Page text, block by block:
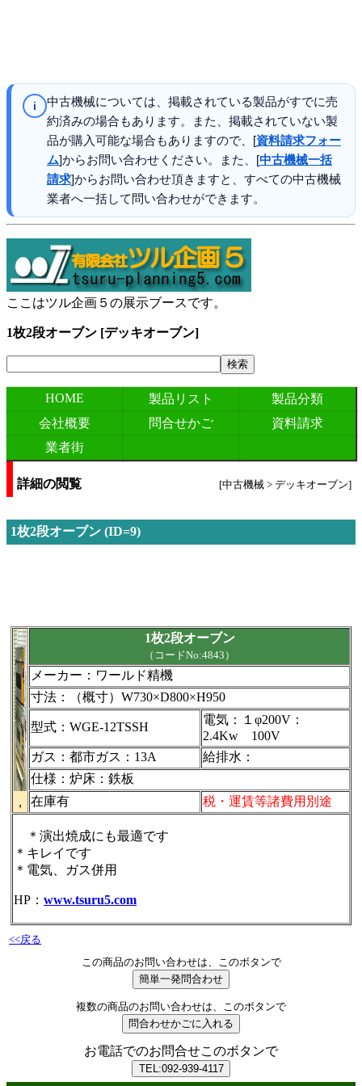
i
中古機械については、掲載されている製品がすでに売
約済みの場合もあります。また、掲載されていない製
品が購入可能な場合もありますので、[資料請求フォー
ム]からお問い合わせください。また、[中古機械一括
請求]からお問い合わせ頂きますと、すべての中古機械
業者へ一括して問い合わせができます。
ここはツル企画５の展示ブースです。
1枚2段オーブン [デッキオーブン]
HOME 製品リスト
製品分類
会社概要
問合せかご
資料請求
業者街
詳細の閲覧 [中古機械 > デッキオーブン]
1枚2段オーブン (ID=9)
，
1枚2段オーブン
（コードNo:4843）
メーカー：ワールド精機
寸法：（概寸）W730×D800×H950
型式：WGE-12TSSH
電気：１φ200V：
2.4Kw 100V
ガス：都市ガス：13A
給排水：
仕様：炉床：鉄板
在庫有
税・運賃等諸費用別途
＊演出焼成にも最適です
＊キレイです
＊電気、ガス併用
HP： www.tsuru5.com
<<戻る
この商品のお問い合わせは、このボタンで
複数の商品のお問い合わせは、このボタンで
お電話でのお問合せこのボタンで